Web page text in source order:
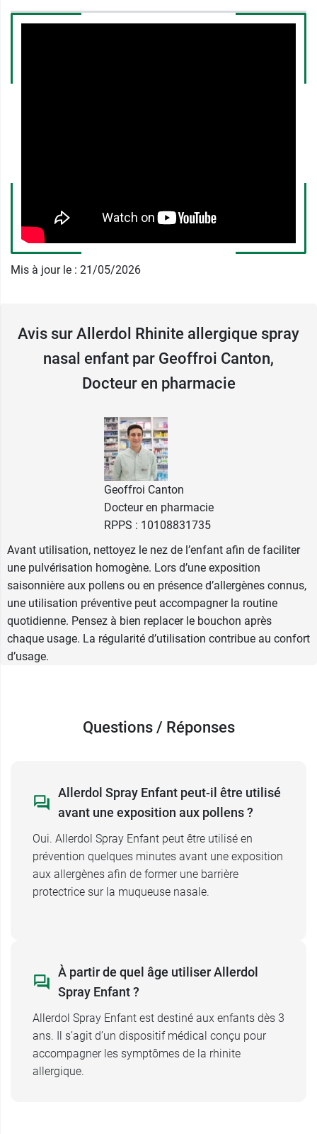
pour améliorer la qualité de vie,sans effet de
polymérique multicible
brevetée DOL. Son
mécanisme agit de façon purement mécanique
en plusieurs étapes : le glycérolfilmogèneforme
Cette action participe à limiter le contact entre
hypertoniqueetnettoyant,ainsi qu'une action
réparation cellulaire
. La formule contient du
glycérol à 4 % , associé à destannins végétaux
issus du Curcuma, du Ginseng et de la
du film protecteur. Les extraits végétaux entrent
dans la composition de la technologie
Allercyanidin-E.
Les résultats cliniques montrent une
de la congestion nasale, des éternuements, de
l’irritation et une amélioration de l’écoulement
nasal. Une réduction des rougeurs et brûlures
oculaires a également été observée.
Allerdol rhinite allergique Spray
Enfant : prévention et utilisation
dès 3 ans
prévention quelques minutes avant une
éternuements — mais aussi sur les
manifestations oculaires associées comme les
démangeaisons ou les larmoiements. Son
format spray nasal permet uneutilisation ciblée.
Ce dispositif médical est destiné aux enfants à
partir de 3 ans.
Conditionnement :spray nasal de 15 ml
Mis à jour le : 21/05/2026
Avis sur Allerdol Rhinite allergique spray
nasal enfant par Geoffroi Canton,
Docteur en pharmacie
Geoffroi Canton
Docteur en pharmacie
RPPS : 10108831735
Avant utilisation, nettoyez le nez de l’enfant afin de faciliter
une pulvérisation homogène. Lors d’une exposition
saisonnière aux pollens ou en présence d’allergènes connus,
une utilisation préventive peut accompagner la routine
quotidienne. Pensez à bien replacer le bouchon après
chaque usage. La régularité d’utilisation contribue au confort
d’usage.
Questions / Réponses
Allerdol Spray Enfant peut-il être utilisé
avant une exposition aux pollens ?
Oui. Allerdol Spray Enfant peut être utilisé en
prévention quelques minutes avant une exposition
aux allergènes afin de former une barrière
protectrice sur la muqueuse nasale.
À partir de quel âge utiliser Allerdol
Spray Enfant ?
Allerdol Spray Enfant est destiné aux enfants dès 3
ans. Il s’agit d’un dispositif médical conçu pour
accompagner les symptômes de la rhinite
allergique.